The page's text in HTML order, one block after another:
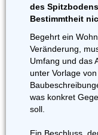
des
Bestimmtheit
Begehrt ein
Veränderung,
Umfang und das
unter Vorlage
was konkret
soll.